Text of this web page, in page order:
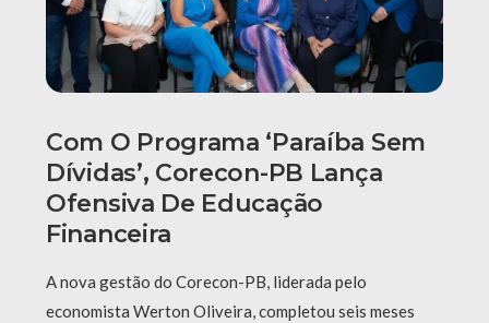
Com O Programa ‘Paraíba Sem
Dívidas’, Corecon-PB Lança
Ofensiva De Educação
Financeira
A nova gestão do Corecon-PB, liderada pelo
economista Werton Oliveira, completou seis meses